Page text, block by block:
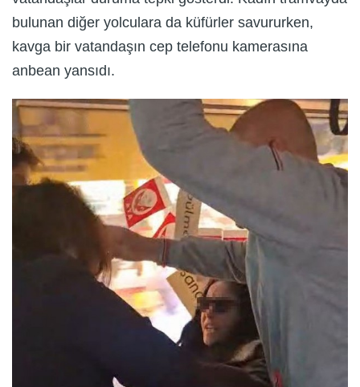
bulunan diğer yolculara da küfürler savururken,
kavga bir vatandaşın cep telefonu kamerasına
anbean yansıdı.